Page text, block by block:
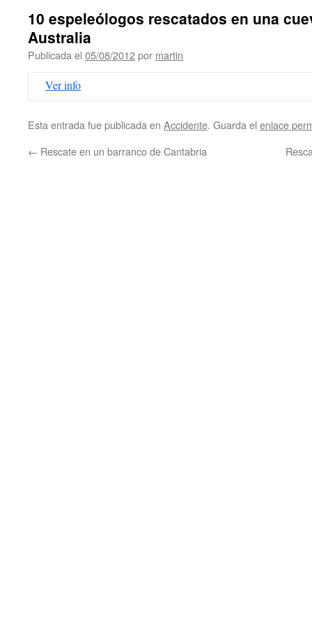
10 espeleólogos rescatados en una
Australia
Publicada el 05/08/2012por martin
Ver info
Esta entrada fue publicada en Accidente. Guarda el enlace
← Rescate en un barranco de Cantabria